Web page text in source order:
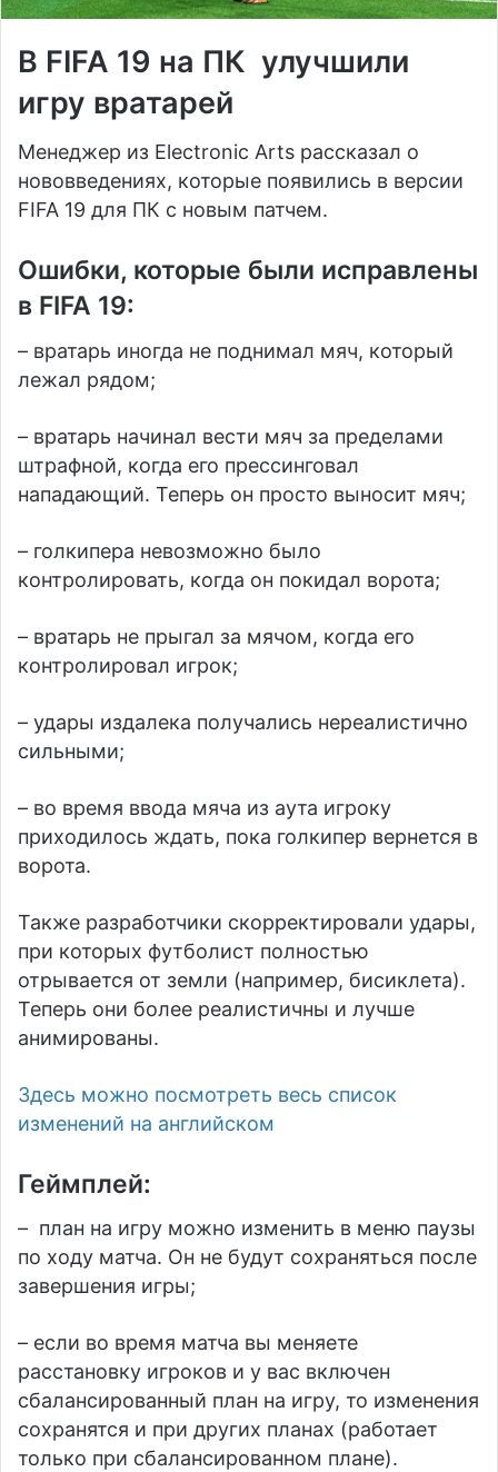
В FIFA 19 на ПК улучшили
игру вратарей
Менеджер из Electronic Arts рассказал о
нововведениях, которые появились в версии
FIFA 19 для ПК с новым патчем.
Ошибки, которые были исправлены
в FIFA 19:
– вратарь иногда не поднимал мяч, который
лежал рядом;
– вратарь начинал вести мяч за пределами
штрафной, когда его прессинговал
нападающий. Теперь он просто выносит мяч;
– голкипера невозможно было
контролировать, когда он покидал ворота;
– вратарь не прыгал за мячом, когда его
контролировал игрок;
– удары издалека получались нереалистично
сильными;
– во время ввода мяча из аута игроку
приходилось ждать, пока голкипер вернется в
ворота.
Также разработчики скорректировали удары,
при которых футболист полностью
отрывается от земли (например, бисиклета).
Теперь они более реалистичны и лучше
анимированы.
Здесь можно посмотреть весь список
изменений на английском
Геймплей:
– план на игру можно изменить в меню паузы
по ходу матча. Он не будут сохраняться после
завершения игры;
– если во время матча вы меняете
расстановку игроков и у вас включен
сбалансированный план на игру, то изменения
сохранятся и при других планах (работает
только при сбалансированном плане).